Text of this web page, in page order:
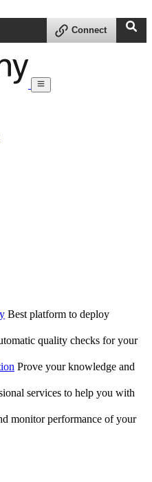
Connect
Best platform to deploy
quality checks for your
Prove your knowledge and
services to help you with
monitor performance of your